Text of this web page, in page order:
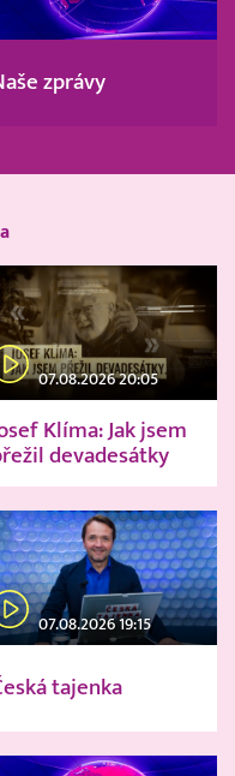
zprávy
07.08.2026 20:05
Klíma: Jak jsem
devadesátky
07.08.2026 19:15
tajenka